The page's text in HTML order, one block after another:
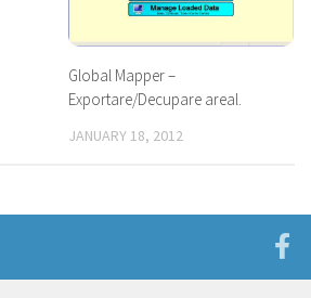
Global Mapper –
Exportare/Decupare areal.
JANUARY 18, 2012